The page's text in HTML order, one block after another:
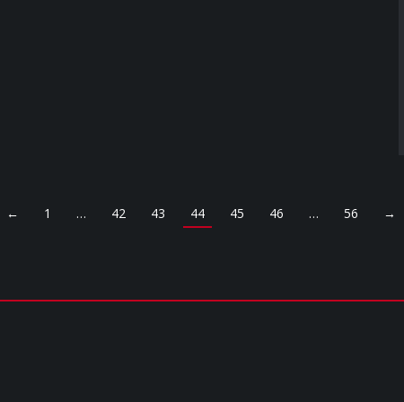
← 1 … 42 43 44 45 46 … 56 →